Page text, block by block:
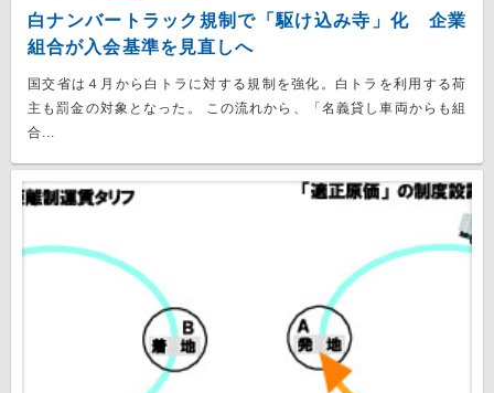
白ナンバートラック規制で「駆け込み寺」化 企業
組合が入会基準を見直しへ
国交省は４月から白トラに対する規制を強化。白トラを利用する荷
主も罰金の対象となった。 この流れから、「名義貸し車両からも組
合...